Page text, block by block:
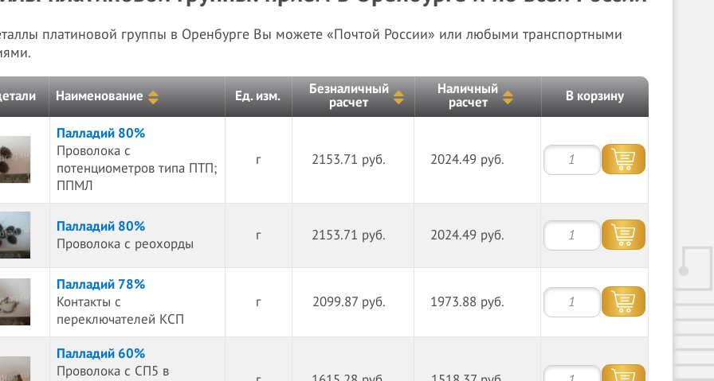
платиновой группы в Оренбурге Вы можете «Почтой России» или любыми транспортными
Наименование Ед. изм.
Безналичный
расчет
Наличный
расчет
В корзину
Палладий 80%
Проволока с
потенциометров типа ПТП;
ППМЛ
г 2153.71 руб. 2024.49 руб.
Палладий 80%
Проволока с реохорды
г 2153.71 руб. 2024.49 руб.
Палладий 78%
Контакты с
переключателей КСП
г 2099.87 руб. 1973.88 руб.
Палладий 60%
Проволока с СП5 в